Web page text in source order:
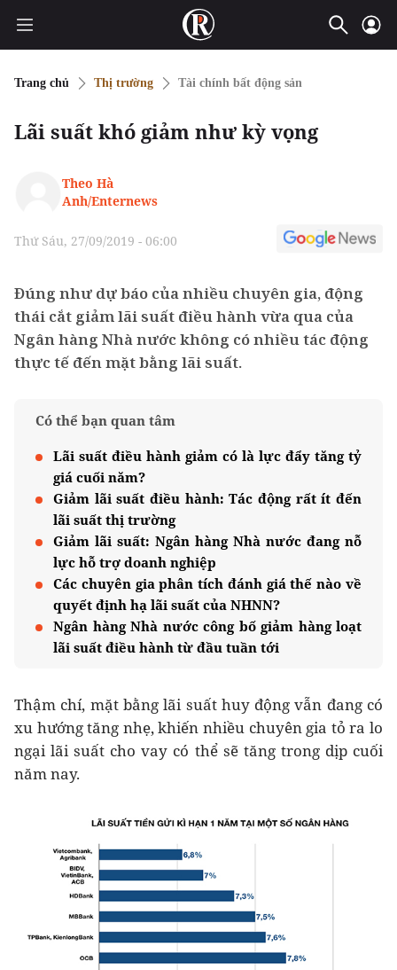
Trang chủ Thị trường Tài chính bất động sản
Lãi suất khó giảm như kỳ vọng
Theo Hà
Anh/Enternews
Thứ Sáu, 27/09/2019 - 06:00
Đúng như dự báo của nhiều chuyên gia, động
thái cắt giảm lãi suất điều hành vừa qua của
Ngân hàng Nhà nước không có nhiều tác động
thực tế đến mặt bằng lãi suất.
Có thể bạn quan tâm
Lãi suất điều hành giảm có là lực đẩy tăng tỷ
giá cuối năm?
Giảm lãi suất điều hành: Tác động rất ít đến
lãi suất thị trường
Giảm lãi suất: Ngân hàng Nhà nước đang nỗ
lực hỗ trợ doanh nghiệp
Các chuyên gia phân tích đánh giá thế nào về
quyết định hạ lãi suất của NHNN?
Ngân hàng Nhà nước công bố giảm hàng loạt
lãi suất điều hành từ đầu tuần tới
Thậm chí, mặt bằng lãi suất huy động vẫn đang có
xu hướng tăng nhẹ, khiến nhiều chuyên gia tỏ ra lo
ngại lãi suất cho vay có thể sẽ tăng trong dịp cuối
năm nay.